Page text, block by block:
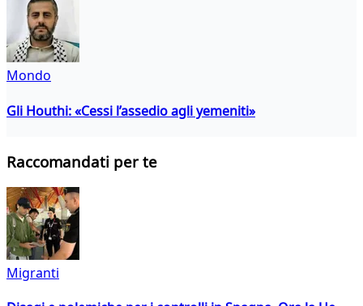
Mondo
Gli Houthi: «Cessi l’assedio agli yemeniti»
Raccomandati per te
Migranti